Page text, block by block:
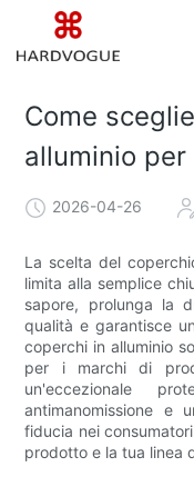
Come
alluminio
2026-04-26
La scelta del
limita alla semplice
sapore, prolunga la
qualità e garantisce
coperchi in alluminio
per i marchi di
un'eccezionale
antimanomissione e
fiducia nei
prodotto e la tua linea